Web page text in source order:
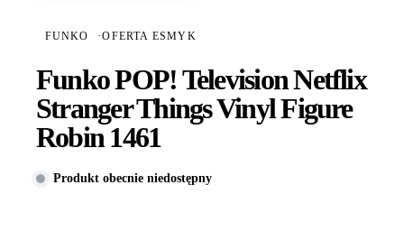
FUNKO ·OFERTA ESMYK
Funko POP! Television Netflix
Stranger Things Vinyl Figure
Robin 1461
Produkt obecnie niedostępny